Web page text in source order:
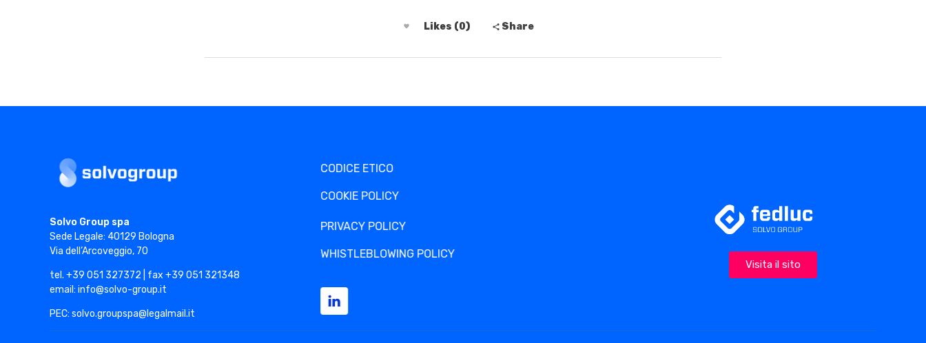
Likes (0) Share
Solvo Group spa
Sede Legale: 40129 Bologna
Via dell’Arcoveggio, 70
tel. +39 051 327372 | fax +39 051 321348
email: info@solvo-group.it
PEC: solvo.groupspa@legalmail.it
CODICE ETICO
COOKIE POLICY
PRIVACY POLICY
WHISTLEBLOWING POLICY
Visita il sito